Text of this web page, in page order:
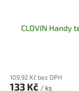
CLOVIN Handy
109,92 Kč bez DPH
133 Kč / ks